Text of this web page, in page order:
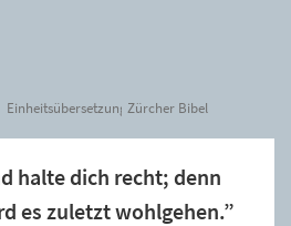
Einheitsübersetzung Zürcher Bibel
halte dich recht; denn
es zuletzt wohlgehen.”